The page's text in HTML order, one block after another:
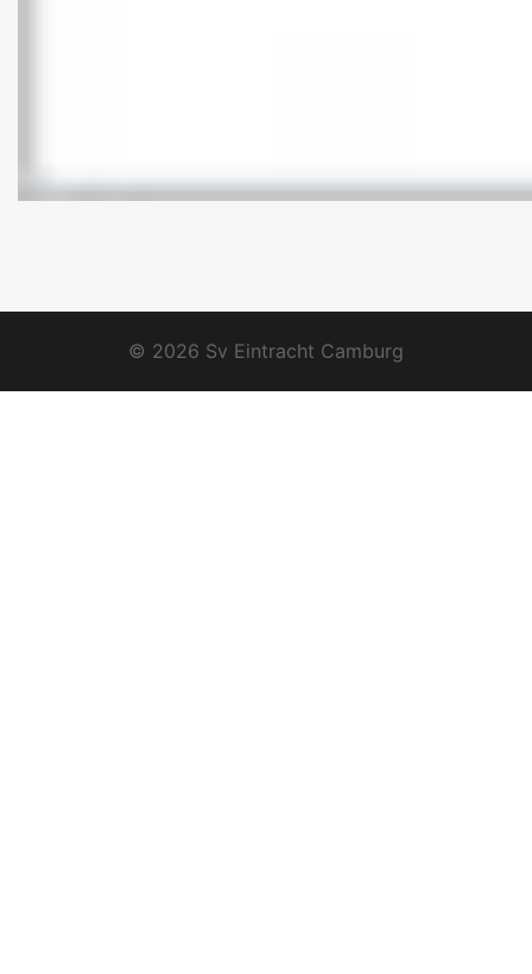
© 2026 Sv Eintracht Camburg